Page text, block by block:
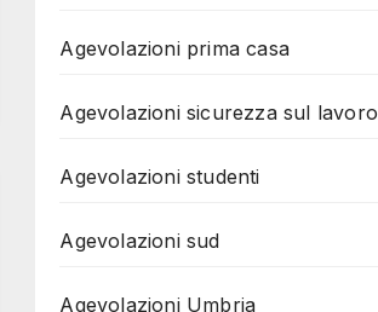
Agevolazioni prima casa
Agevolazioni sicurezza sul lavoro
Agevolazioni studenti
Agevolazioni sud
Agevolazioni Umbria